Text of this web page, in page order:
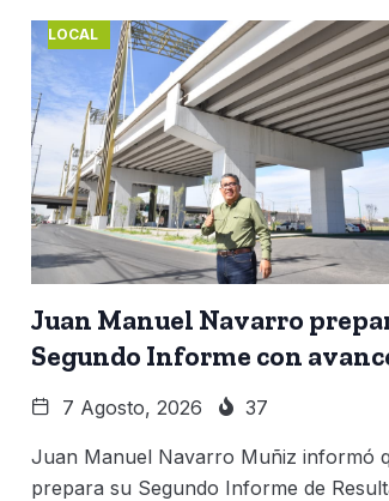
LOCAL
Juan Manuel Navarro
Segundo Informe con
7 Agosto, 2026 37
Juan Manuel Navarro Muñiz informó
prepara su Segundo Informe de